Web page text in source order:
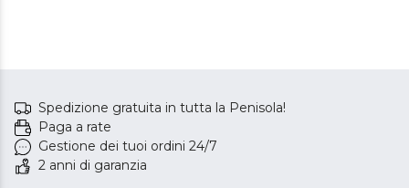
Spedizione gratuita in tutta la Penisola!
Paga a rate
Gestione dei tuoi ordini 24/7
2 anni di garanzia